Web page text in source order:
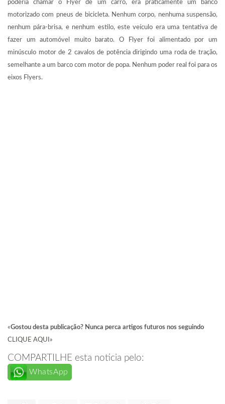
poderia chamar o Flyer de um carro, era praticamente um banco
motorizado com pneus de bicicleta. Nenhum corpo, nenhuma suspensão,
nenhum pára-brisa, e nenhum estilo, este veículo era uma tentativa de
fazer um automóvel muito barato. O Flyer foi alimentado por um
minúsculo motor de 2 cavalos de potência dirigindo uma roda de tração,
semelhante a um barco com motor de popa. Nenhum poder real foi para os
eixos Flyers.
«Gostou desta publicação? Nunca perca artigos futuros nos seguindo
CLIQUE AQUI »
COMPARTILHE esta noticia pelo:
WhatsApp